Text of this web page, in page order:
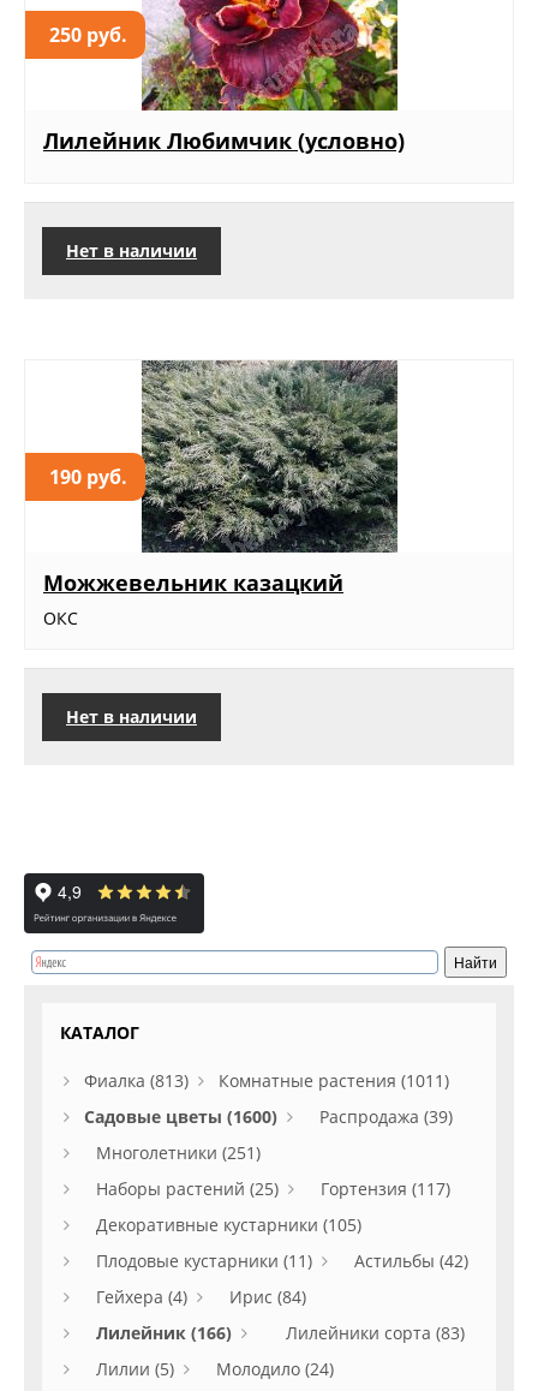
250 руб.
Лилейник Любимчик (условно)
Нет в наличии
190 руб.
Можжевельник казацкий
ОКС
Нет в наличии
КАТАЛОГ
Фиалка (813)
Комнатные растения (1011)
Садовые цветы (1600)
Распродажа (39)
Многолетники (251)
Наборы растений (25)
Гортензия (117)
Декоративные кустарники (105)
Плодовые кустарники (11)
Астильбы (42)
Гейхера (4)
Ирис (84)
Лилейник (166)
Лилейники сорта (83)
Лилии (5)
Молодило (24)